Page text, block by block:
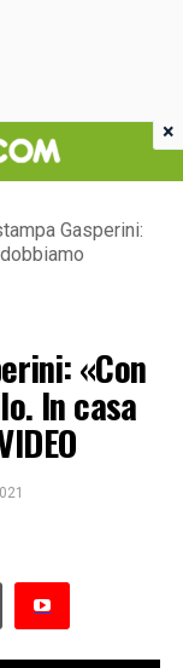
Gasperini:
«Con
In casa
×